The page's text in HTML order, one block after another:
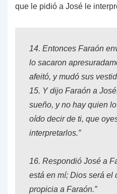
que le pidió a José le
14. Entonces Faraón
lo sacaron
afeitó, y mudó sus
15. Y dijo Faraón a
sueño, y no hay quien
oído decir de ti, que
interpretarlos.”
16. Respondió José a
está en mí; Dios será el
propicia a Faraón.”